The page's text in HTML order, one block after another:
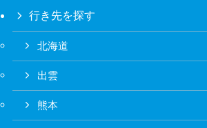
行き先を探す
北海道
出雲
熊本